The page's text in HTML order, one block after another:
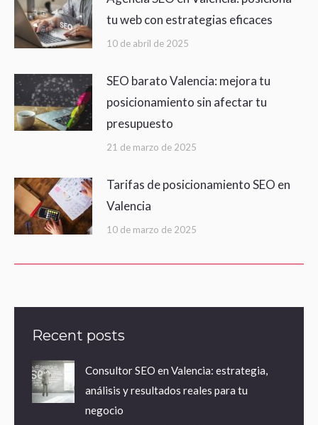
tu web con estrategias eficaces
10 de abril de 2025
SEO barato Valencia: mejora tu
posicionamiento sin afectar tu
presupuesto
21 de marzo de 2025
Tarifas de posicionamiento SEO en
Valencia
10 de marzo de 2025
Recent posts
Consultor SEO en Valencia: estrategia,
análisis y resultados reales para tu
negocio